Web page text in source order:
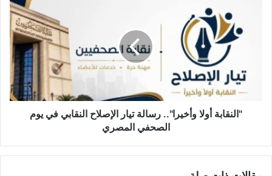
"النقابة أولا وأخيرا".. رسالة تيار الإصلاح النقابي في يوم
الصحفي المصري